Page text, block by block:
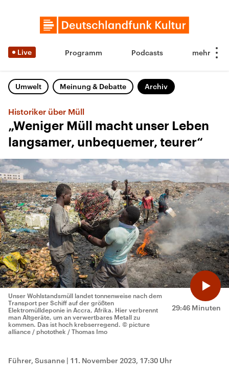
Live Programm Podcasts
Umwelt Meinung & Debatte Archiv
Historiker über Müll
„Weniger Müll macht unser Leben
langsamer, unbequemer, teurer“
29:46 Minuten
Unser Wohlstandsmüll landet tonnenweise nach dem
Transport per Schiff auf der größten
Elektromülldeponie in Accra, Afrika. Hier verbrennt
man Altgeräte, um an verwertbares Metall zu
kommen. Das ist hoch krebserregend. © picture
alliance / photothek / Thomas Imo
Führer, Susanne | 11. November 2023, 17:30 Uhr